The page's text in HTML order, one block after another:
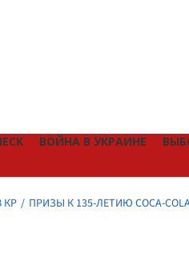
ВОЙНА В УКРАИНЕ
КР ПРИЗЫ К 135-ЛЕТИЮ COCA-